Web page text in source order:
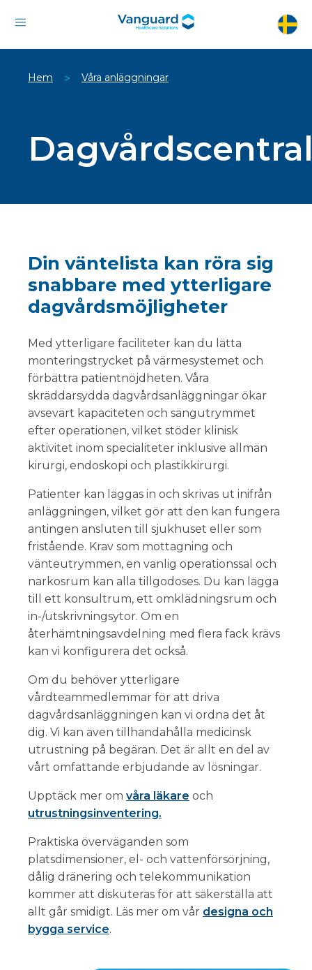
Hem > Våra anläggningar
Din väntelista kan röra sig
snabbare med ytterligare
dagvårdsmöjligheter
Med ytterligare faciliteter kan du lätta
monteringstrycket på värmesystemet och
förbättra patientnöjdheten. Våra
skräddarsydda dagvårdsanläggningar ökar
avsevärt kapaciteten och sängutrymmet
efter operationen, vilket stöder klinisk
aktivitet inom specialiteter inklusive allmän
kirurgi, endoskopi och plastikkirurgi.
Patienter kan läggas in och skrivas ut inifrån
anläggningen, vilket gör att den kan fungera
antingen ansluten till sjukhuset eller som
fristående. Krav som mottagning och
vänteutrymmen, en vanlig operationssal och
narkosrum kan alla tillgodoses. Du kan lägga
till ett konsultrum, ett omklädningsrum och
in-/utskrivningsytor. Om en
återhämtningsavdelning med flera fack krävs
kan vi konfigurera det också.
Om du behöver ytterligare
vårdteammedlemmar för att driva
dagvårdsanläggningen kan vi ordna det åt
dig. Vi kan även tillhandahålla medicinsk
utrustning på begäran. Det är allt en del av
vårt omfattande erbjudande av lösningar.
Upptäck mer om våra läkare och
utrustningsinventering.
Praktiska överväganden som
platsdimensioner, el- och vattenförsörjning,
dålig dränering och telekommunikation
kommer att diskuteras för att säkerställa att
allt går smidigt. Läs mer om vår designa och
bygga service.